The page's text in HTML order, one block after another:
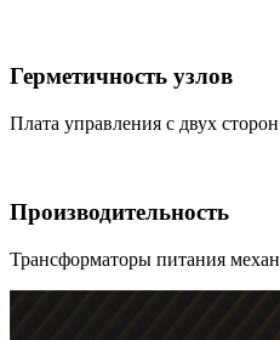
Герметичность узлов
Плата управления с двух
Производительность
Трансформаторы питания